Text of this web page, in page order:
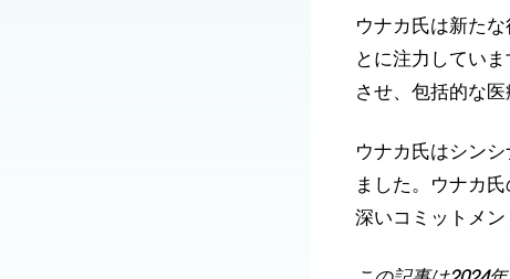
ウナカ氏は新た
とに注力してい
させ、包括的な
ウナカ氏はシン
ました。ウナカ
深いコミットメン